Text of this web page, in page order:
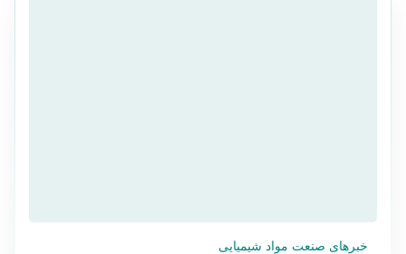
خبرهای صنعت مواد شیمیایی